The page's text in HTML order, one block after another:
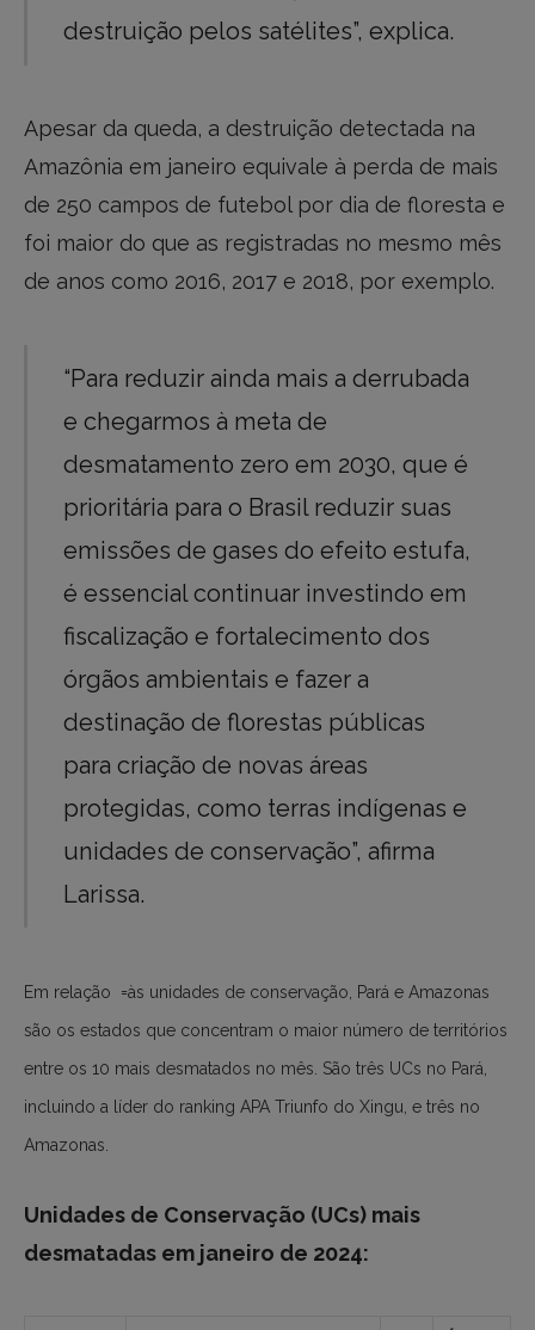
destruição pelos satélites”, explica.
Apesar da queda, a destruição detectada na
Amazônia em janeiro equivale à perda de mais
de 250 campos de futebol por dia de floresta e
foi maior do que as registradas no mesmo mês
de anos como 2016, 2017 e 2018, por exemplo.
“Para reduzir ainda mais a derrubada
e chegarmos à meta de
desmatamento zero em 2030, que é
prioritária para o Brasil reduzir suas
emissões de gases do efeito estufa,
é essencial continuar investindo em
fiscalização e fortalecimento dos
órgãos ambientais e fazer a
destinação de florestas públicas
para criação de novas áreas
protegidas, como terras indígenas e
unidades de conservação”, afirma
Larissa.
Em relação =às unidades de conservação, Pará e Amazonas
são os estados que concentram o maior número de territórios
entre os 10 mais desmatados no mês. São três UCs no Pará,
incluindo a líder do ranking APA Triunfo do Xingu, e três no
Amazonas.
Unidades de Conservação (UCs) mais
desmatadas em janeiro de 2024: